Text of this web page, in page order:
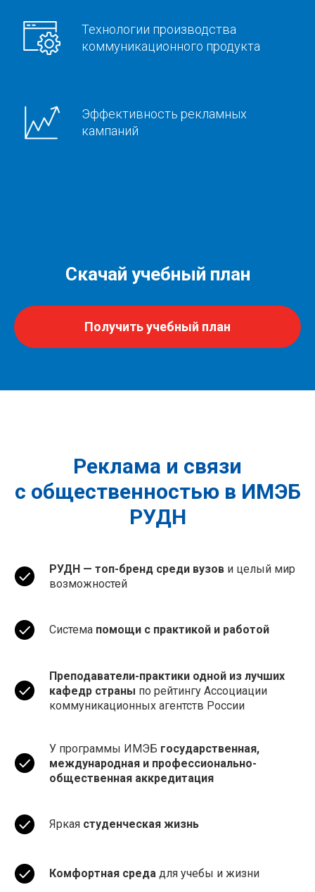
Технологии производства
коммуникационного продукта
Эффективность рекламных
кампаний
Скачай учебный план
Получить учебный план
Реклама и связи
с общественностью в ИМЭБ
РУДН
РУДН — топ-бренд среди вузов и целый мир
возможностей
Система помощи с практикой и работой
Преподаватели-практики одной из лучших
кафедр страны по рейтингу Ассоциации
коммуникационных агентств России
У программы ИМЭБ государственная,
международная и профессионально-
общественная аккредитация
Яркая студенческая жизнь
Комфортная среда для учебы и жизни